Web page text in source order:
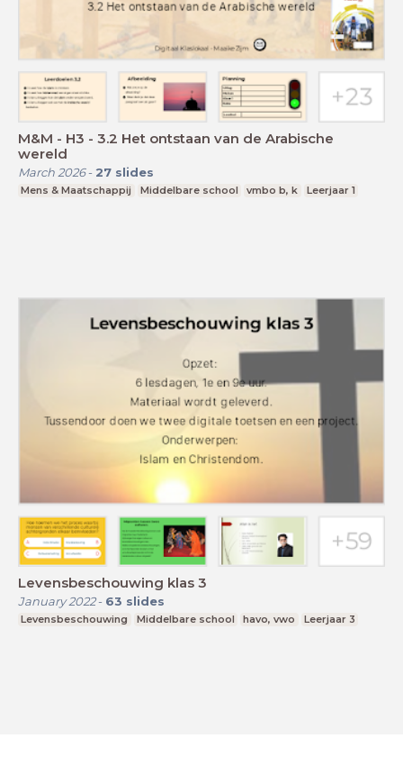
M&M - H3 - 3.2 Het ontstaan van de Arabische
wereld
March 2026- 27 slides
Mens & Maatschappij Middelbare school vmbo b, k Leerjaar 1
Levensbeschouwing klas 3
January 2022- 63 slides
Levensbeschouwing Middelbare school havo, vwo Leerjaar 3